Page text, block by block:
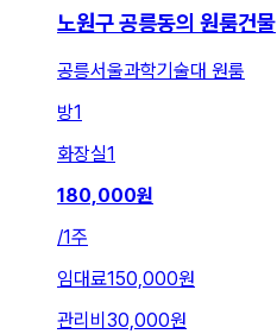
노원구 공릉동의 원룸건물
공릉서울과학기술대 원룸
방1
화장실1
180,000원
/1주
임대료150,000원
관리비 30,000원